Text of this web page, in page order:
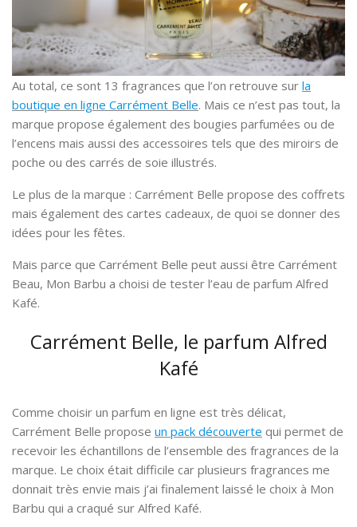
Au total, ce sont 13 fragrances que l’on retrouve sur la
boutique en ligne Carrément Belle. Mais ce n’est pas tout, la
marque propose également des bougies parfumées ou de
l’encens mais aussi des accessoires tels que des miroirs de
poche ou des carrés de soie illustrés.
Le plus de la marque : Carrément Belle propose des coffrets
mais également des cartes cadeaux, de quoi se donner des
idées pour les fêtes.
Mais parce que Carrément Belle peut aussi être Carrément
Beau, Mon Barbu a choisi de tester l’eau de parfum Alfred
Kafé.
Carrément Belle, le parfum Alfred
Kafé
Comme choisir un parfum en ligne est très délicat,
Carrément Belle propose un pack découverte qui permet de
recevoir les échantillons de l’ensemble des fragrances de la
marque. Le choix était difficile car plusieurs fragrances me
donnait très envie mais j’ai finalement laissé le choix à Mon
Barbu qui a craqué sur Alfred Kafé.